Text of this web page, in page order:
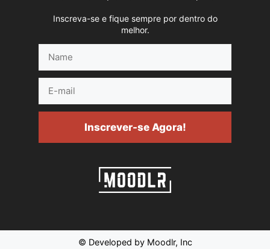
Inscreva-se e fique sempre por dentro do
melhor.
mail
Inscrever-se Agora!